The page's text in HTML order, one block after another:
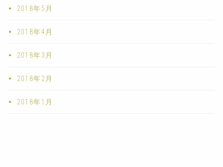
2018年5月
2018年4月
2018年3月
2018年2月
2018年1月